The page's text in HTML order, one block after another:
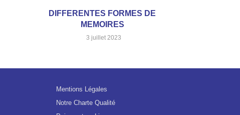
DIFFERENTES FORMES DE
MEMOIRES
3 juillet 2023
Mentions Légales
Notre Charte Qualité